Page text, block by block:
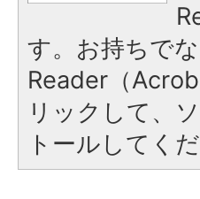
す。お持ちで
Reader（
リックして、
トールしてくだ